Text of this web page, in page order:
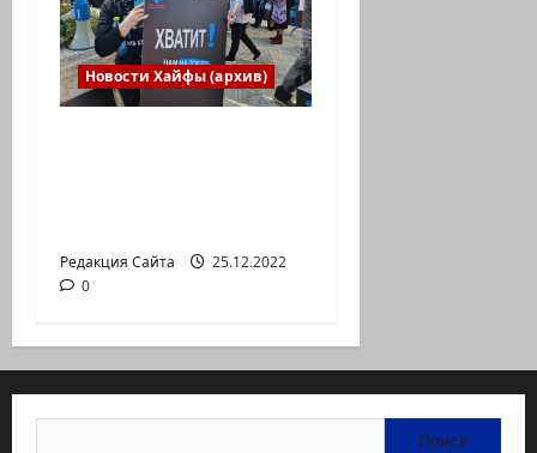
Новости Хайфы (архив)
Редакция Сайта
25.12.2022
0